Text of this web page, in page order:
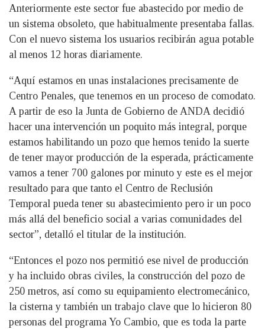
Anteriormente este sector fue abastecido por medio de
un sistema obsoleto, que habitualmente presentaba fallas.
Con el nuevo sistema los usuarios recibirán agua potable
al menos 12 horas diariamente.
“Aquí estamos en unas instalaciones precisamente de
Centro Penales, que tenemos en un proceso de comodato.
A partir de eso la Junta de Gobierno de ANDA decidió
hacer una intervención un poquito más integral, porque
estamos habilitando un pozo que hemos tenido la suerte
de tener mayor producción de la esperada, prácticamente
vamos a tener 700 galones por minuto y este es el mejor
resultado para que tanto el Centro de Reclusión
Temporal pueda tener su abastecimiento pero ir un poco
más allá del beneficio social a varias comunidades del
sector”, detalló el titular de la institución.
“Entonces el pozo nos permitió ese nivel de producción
y ha incluido obras civiles, la construcción del pozo de
250 metros, así como su equipamiento electromecánico,
la cisterna y también un trabajo clave que lo hicieron 80
personas del programa Yo Cambio, que es toda la parte